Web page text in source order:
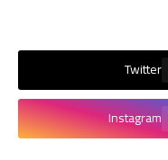
Twitter
Instagram